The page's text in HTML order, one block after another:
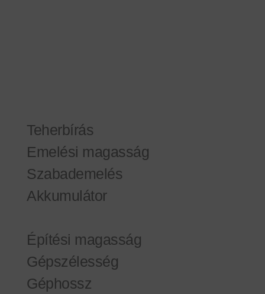
Teherbírás
Emelési magasság
Szabademelés
Akkumulátor
Építési magasság
Gépszélesség
Géphossz